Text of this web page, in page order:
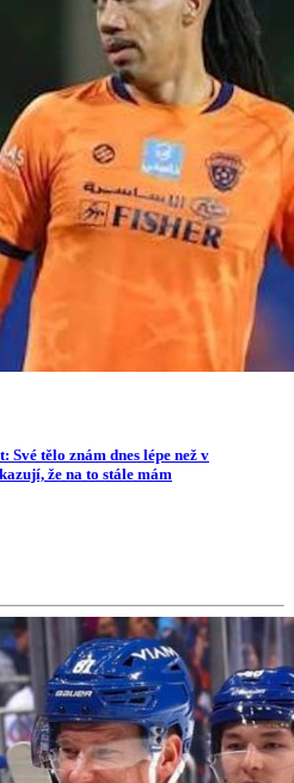
Své tělo znám dnes lépe než v
že na to stále mám